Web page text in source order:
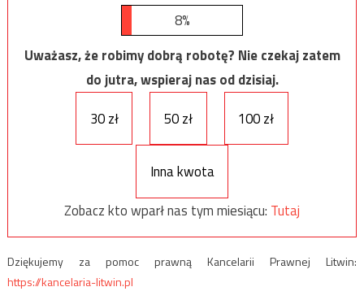
8%
Uważasz, że robimy dobrą robotę? Nie czekaj zatem
do jutra, wspieraj nas od dzisiaj.
30 zł
50 zł 100 zł
Inna kwota
Zobacz kto wparł nas tym miesiącu: Tutaj
Dziękujemy za pomoc prawną Kancelarii Prawnej Litwin:
https://kancelaria-litwin.pl